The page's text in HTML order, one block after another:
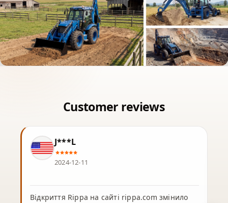
J***L
2024-12-11
Відкриття Rippa на сайті rippa.com змінило